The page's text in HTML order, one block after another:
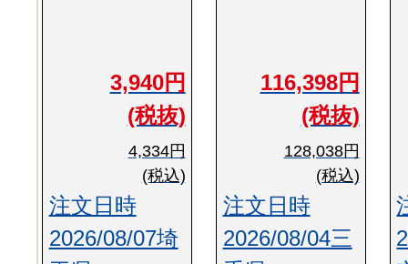
3,940円
(税抜)
4,334円
(税込)
注文日時
2026/08/07埼
116,398円
(税抜)
128,038円
(税込)
注文日時
2026/08/04三